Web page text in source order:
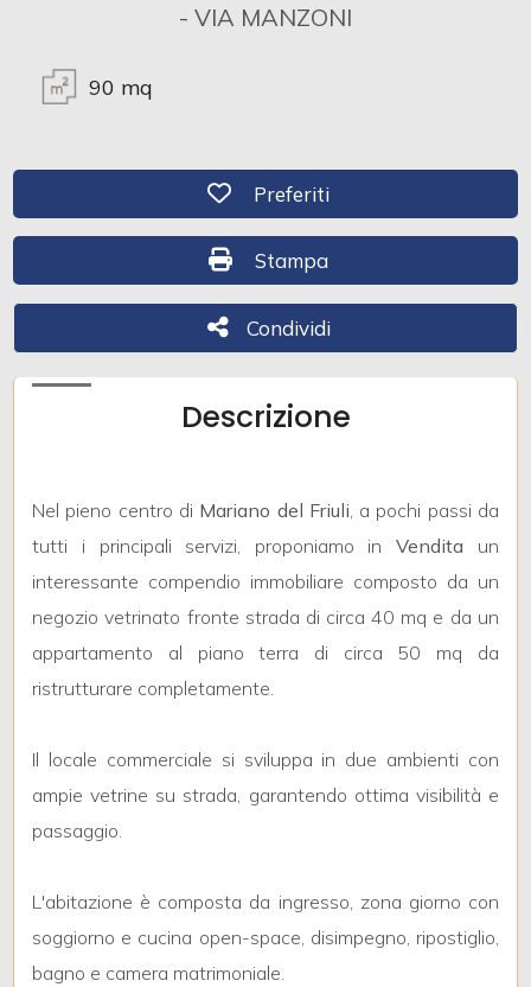
- VIA MANZONI
90 mq
Preferiti: Cod. 256
Preferiti
Stampa: Cod. 256
Stampa
Condividi
Condividi
Descrizione
Nel pieno centro di Mariano del Friuli, a pochi passi da
tutti i principali servizi, proponiamo inVendita un
interessante compendio immobiliare composto da un
negozio vetrinato fronte strada di circa 40 mq e da un
appartamento al piano terra di circa 50 mq da
ristrutturare completamente.
Il locale commerciale si sviluppa in due ambienti con
ampie vetrine su strada, garantendo ottima visibilità e
passaggio.
L'abitazione è composta da ingresso, zona giorno con
soggiorno e cucina open-space, disimpegno, ripostiglio,
bagno e camera matrimoniale.
Prezzo
Locali
Qualsiasi